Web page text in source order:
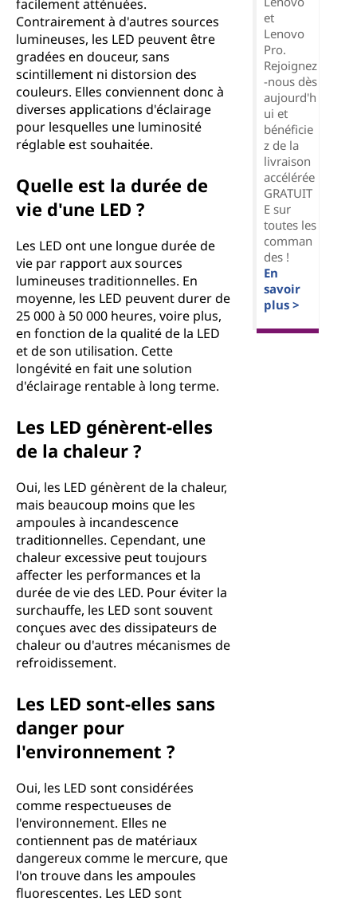
facilement atténuées.
Contrairement à d'autres sources
lumineuses, les LED peuvent être
gradées en douceur, sans
scintillement ni distorsion des
couleurs. Elles conviennent donc à
diverses applications d'éclairage
pour lesquelles une luminosité
réglable est souhaitée.
Quelle est la durée de
vie d'une LED ?
Les LED ont une longue durée de
vie par rapport aux sources
lumineuses traditionnelles. En
moyenne, les LED peuvent durer de
25 000 à 50 000 heures, voire plus,
en fonction de la qualité de la LED
et de son utilisation. Cette
longévité en fait une solution
d'éclairage rentable à long terme.
Les LED génèrent-elles
de la chaleur ?
Oui, les LED génèrent de la chaleur,
mais beaucoup moins que les
ampoules à incandescence
traditionnelles. Cependant, une
chaleur excessive peut toujours
affecter les performances et la
durée de vie des LED. Pour éviter la
surchauffe, les LED sont souvent
conçues avec des dissipateurs de
chaleur ou d'autres mécanismes de
refroidissement.
Les LED sont-elles sans
danger pour
l'environnement ?
Oui, les LED sont considérées
comme respectueuses de
l'environnement. Elles ne
contiennent pas de matériaux
dangereux comme le mercure, que
l'on trouve dans les ampoules
fluorescentes. Les LED sont
et
Lenovo
Pro.
Rejoignez
-nous dès
aujourd'h
ui et
bénéficie
z de la
livraison
accélérée
GRATUIT
E sur
toutes les
comman
des !
En
savoir
plus >